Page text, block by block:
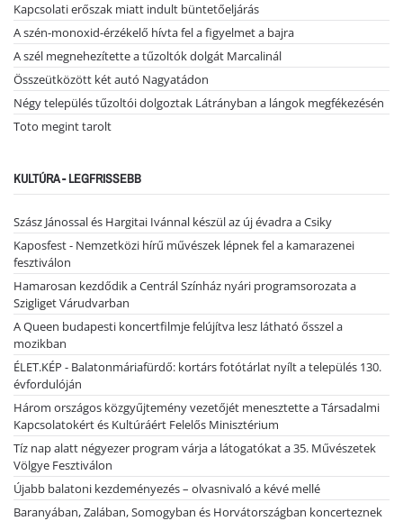
Kapcsolati erőszak miatt indult büntetőeljárás
A szén-monoxid-érzékelő hívta fel a figyelmet a bajra
A szél megnehezítette a tűzoltók dolgát Marcalinál
Összeütközött két autó Nagyatádon
Négy település tűzoltói dolgoztak Látrányban a lángok megfékezésén
Toto megint tarolt
KULTÚRA - LEGFRISSEBB
Szász Jánossal és Hargitai Ivánnal készül az új évadra a Csiky
Kaposfest - Nemzetközi hírű művészek lépnek fel a kamarazenei
fesztiválon
Hamarosan kezdődik a Centrál Színház nyári programsorozata a
Szigliget Várudvarban
A Queen budapesti koncertfilmje felújítva lesz látható ősszel a
mozikban
ÉLET.KÉP - Balatonmáriafürdő: kortárs fotótárlat nyílt a település 130.
évfordulóján
Három országos közgyűjtemény vezetőjét menesztette a Társadalmi
Kapcsolatokért és Kultúráért Felelős Minisztérium
Tíz nap alatt négyezer program várja a látogatókat a 35. Művészetek
Völgye Fesztiválon
Újabb balatoni kezdeményezés – olvasnivaló a kévé mellé
Baranyában, Zalában, Somogyban és Horvátországban koncerteznek